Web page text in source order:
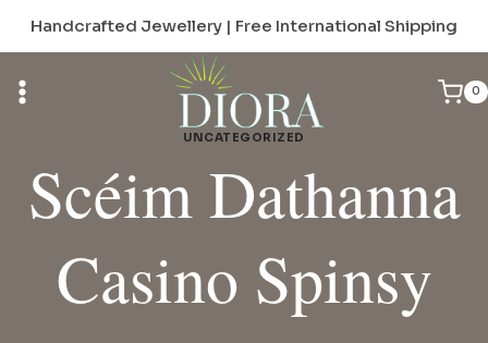
content
Handcrafted Jewellery | Free International Shipping
0
UNCATEGORIZED
Scéim Dathanna
Casino Spinsy